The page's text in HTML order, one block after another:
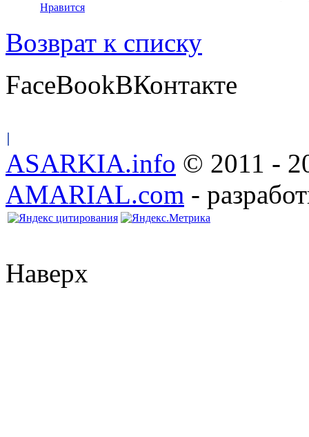
Нравится
Возврат к списку
FaceBookВКонтакте
ASARKIA.info © 2011 -
AMARIAL.com -
Наверх